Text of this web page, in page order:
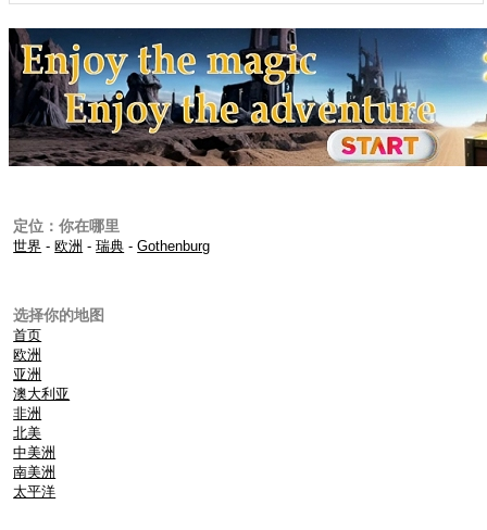
定位：你在哪里
世界 -欧洲 -瑞典 -Gothenburg
选择你的地图
首页
欧洲
亚洲
澳大利亚
非洲
北美
中美洲
南美洲
太平洋